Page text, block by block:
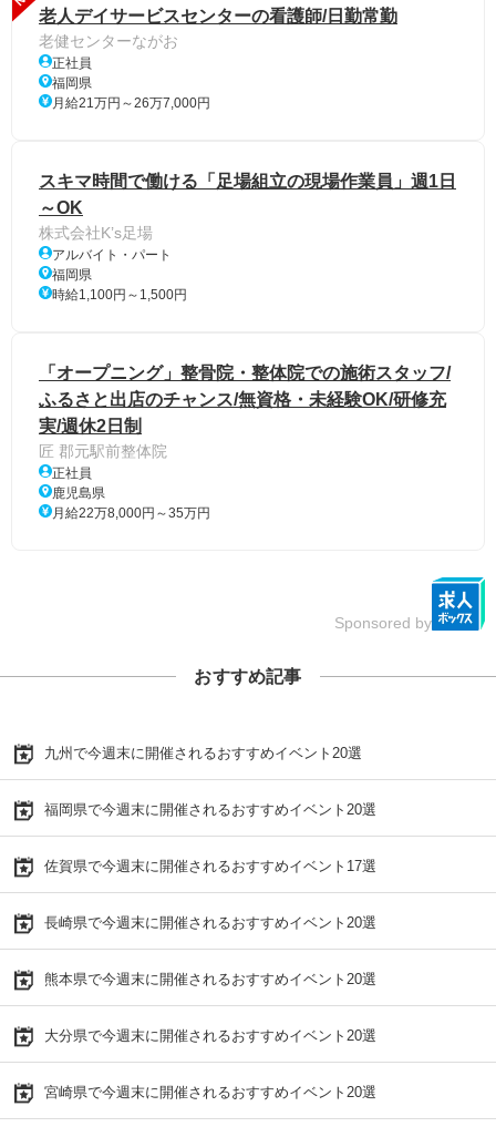
老人デイサービスセンターの看護師/日勤常勤
老健センターながお
正社員
福岡県
月給21万円～26万7,000円
スキマ時間で働ける「足場組立の現場作業員」週1日
～OK
株式会社K’s足場
アルバイト・パート
福岡県
時給1,100円～1,500円
「オープニング」整骨院・整体院での施術スタッフ/
ふるさと出店のチャンス/無資格・未経験OK/研修充
実/週休2日制
匠 郡元駅前整体院
正社員
鹿児島県
月給22万8,000円～35万円
Sponsored by
おすすめ記事
九州で今週末に開催されるおすすめイベント20選
福岡県で今週末に開催されるおすすめイベント20選
佐賀県で今週末に開催されるおすすめイベント17選
長崎県で今週末に開催されるおすすめイベント20選
熊本県で今週末に開催されるおすすめイベント20選
大分県で今週末に開催されるおすすめイベント20選
宮崎県で今週末に開催されるおすすめイベント20選